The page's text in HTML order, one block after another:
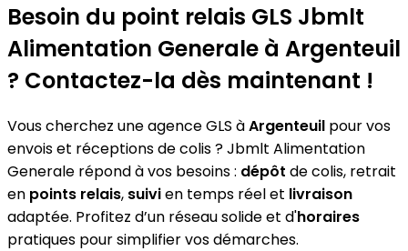
−
Besoin du point relais GLS Jbmlt
Alimentation Generale à Argenteuil
? Contactez-la dès maintenant !
Vous cherchez une agence GLS àArgenteuil pour vos
envois et réceptions de colis ? Jbmlt Alimentation
Generale répond à vos besoins : dépôt de colis, retrait
en points relais, suivien temps réel et livraison
adaptée. Profitez d’un réseau solide et d'horaires
pratiques pour simplifier vos démarches.